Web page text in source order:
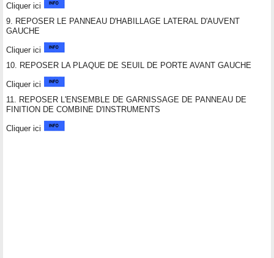
Cliquer ici
9. REPOSER LE PANNEAU D'HABILLAGE LATERAL D'AUVENT
GAUCHE
Cliquer ici
10. REPOSER LA PLAQUE DE SEUIL DE PORTE AVANT GAUCHE
Cliquer ici
11. REPOSER L'ENSEMBLE DE GARNISSAGE DE PANNEAU DE
FINITION DE COMBINE D'INSTRUMENTS
Cliquer ici